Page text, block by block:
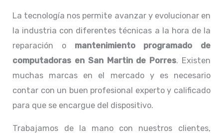
La tecnología nos permite avanzar y evolucionar en
la industria con diferentes técnicas a la hora de la
reparación o mantenimiento programado de
computadoras en San Martin de Porres. Existen
muchas marcas en el mercado y es necesario
contar con un buen profesional experto y calificado
para que se encargue del dispositivo.
Trabajamos de la mano con nuestros clientes,